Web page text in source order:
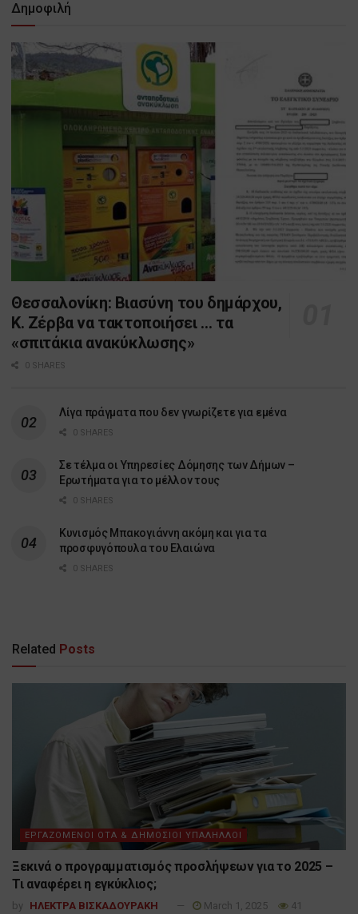
Δημοφιλή
Θεσσαλονίκη: Βιασύνη του δημάρχου,
Κ. Ζέρβα να τακτοποιήσει … τα
«σπιτάκια ανακύκλωσης»
0 SHARES
Λίγα πράγματα που δεν γνωρίζετε για εμένα
0 SHARES
Σε τέλμα οι Υπηρεσίες Δόμησης των Δήμων –
Ερωτήματα για το μέλλον τους
0 SHARES
Κυνισμός Μπακογιάννη ακόμη και για τα
προσφυγόπουλα του Ελαιώνα
0 SHARES
Related Posts
ΕΡΓΑΖΟΜΕΝΟΙ ΟΤΑ & ΔΗΜΟΣΙΟΙ ΥΠΑΛΗΛΛΟΙ
Ξεκινά ο προγραμματισμός προσλήψεων για το 2025 –
Τι αναφέρει η εγκύκλιος;
by ΗΛΕΚΤΡΑ ΒΙΣΚΑΔΟΥΡΑΚΗ March 1, 2025 41